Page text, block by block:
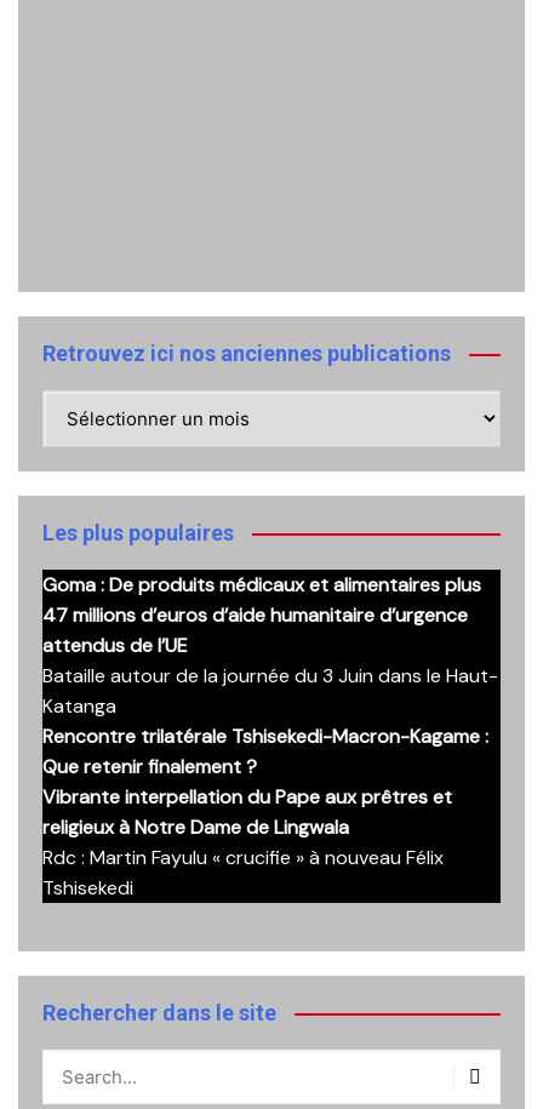
Retrouvez ici nos anciennes publications
anciennes
publications
Les plus populaires
Goma : De produits médicaux et alimentaires plus
47 millions d’euros d’aide humanitaire d’urgence
attendus de l’UE
Bataille autour de la journée du 3 Juin dans le Haut-
Katanga
Rencontre trilatérale Tshisekedi-Macron-Kagame :
Que retenir finalement ?
Vibrante interpellation du Pape aux prêtres et
religieux à Notre Dame de Lingwala
Rdc : Martin Fayulu « crucifie » à nouveau Félix
Tshisekedi
Rechercher dans le site